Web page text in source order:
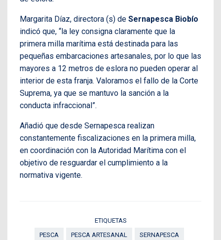
Margarita Díaz, directora (s) de Sernapesca Biobío
indicó que, “la ley consigna claramente que la
primera milla marítima está destinada para las
pequeñas embarcaciones artesanales, por lo que las
mayores a 12 metros de eslora no pueden operar al
interior de esta franja. Valoramos el fallo de la Corte
Suprema, ya que se mantuvo la sanción a la
conducta infraccional”.
Añadió que desde Sernapesca realizan
constantemente fiscalizaciones en la primera milla,
en coordinación con la Autoridad Marítima con el
objetivo de resguardar el cumplimiento a la
normativa vigente.
ETIQUETAS
PESCA
PESCA ARTESANAL SERNAPESCA